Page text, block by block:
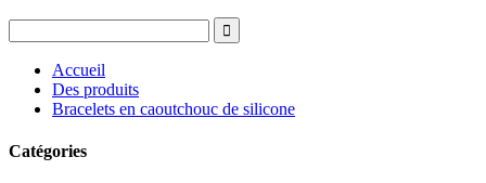
Accueil
Des produits
Bracelets en caoutchouc de silicone
Catégories